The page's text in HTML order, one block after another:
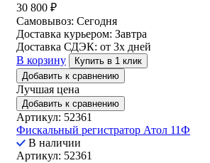
30 800 ₽
Самовывоз: Сегодня
Доставка курьером: Завтра
Доставка СДЭК: от 3х дней
В корзину
Купить в 1 клик
Добавить к сравнению
Лучшая цена
Добавить к сравнению
Артикул: 52361
Фискальный регистратор Атол 11Ф
В наличии
Артикул: 52361